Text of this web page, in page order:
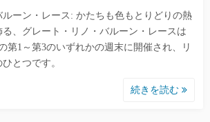
ーン・レース: かたちも色もとりどりの熱
、グレート・リノ・バルーン・レースは
第1～第3のいずれかの週末に開催され、リ
ひとつです。
続きを読む